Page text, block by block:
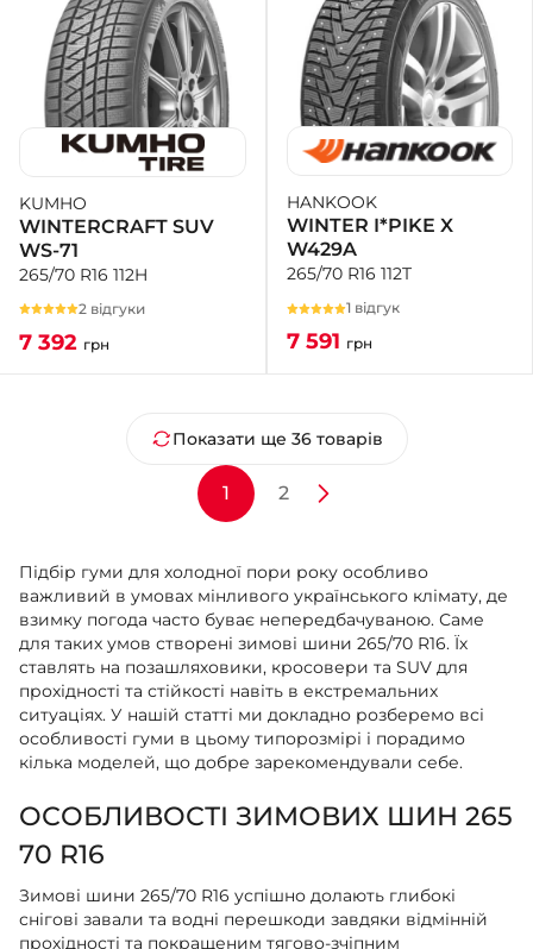
KUMHO
WINTERCRAFT SUV
WS-71
265/70 R16 112H
2 відгуки
7 392 грн
HANKOOK
WINTER I*PIKE X
W429A
265/70 R16 112T
1 відгук
7 591 грн
Показати ще 36 товарів
1 2
Підбір гуми для холодної пори року особливо
важливий в умовах мінливого українського клімату, де
взимку погода часто буває непередбачуваною. Саме
для таких умов створені зимові шини 265/70 R16. Їх
ставлять на позашляховики, кросовери та SUV для
прохідності та стійкості навіть в екстремальних
ситуаціях. У нашій статті ми докладно розберемо всі
особливості гуми в цьому типорозмірі і порадимо
кілька моделей, що добре зарекомендували себе.
ОСОБЛИВОСТІ ЗИМОВИХ ШИН 265
70 R16
Зимові шини 265/70 R16 успішно долають глибокі
снігові завали та водні перешкоди завдяки відмінній
прохідності та покращеним тягово-зчіпним